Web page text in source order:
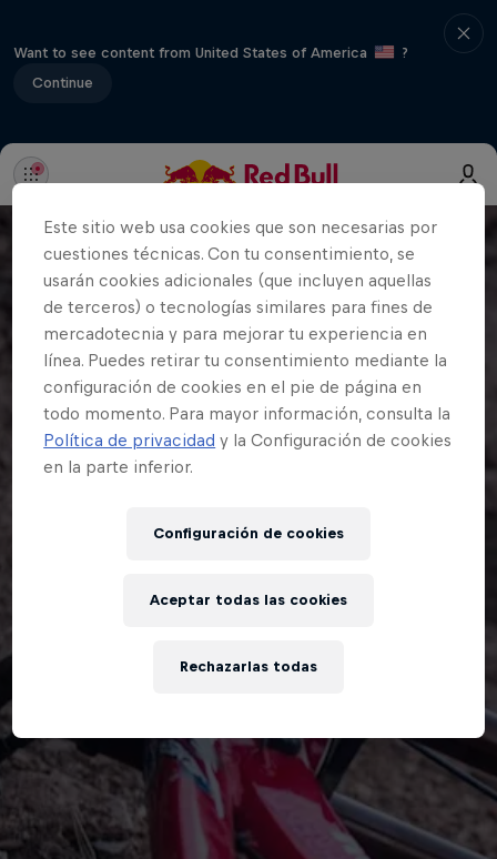
Want to see content from United States of America
?
Continue
Este sitio web usa cookies que son necesarias por
cuestiones técnicas. Con tu consentimiento, se
usarán cookies adicionales (que incluyen aquellas
de terceros) o tecnologías similares para fines de
mercadotecnia y para mejorar tu experiencia en
línea. Puedes retirar tu consentimiento mediante la
configuración de cookies en el pie de página en
todo momento. Para mayor información, consulta la
Política de privacidad y la Configuración de cookies
en la parte inferior.
Configuración de cookies
Rechazarlas todas
Aceptar todas las cookies